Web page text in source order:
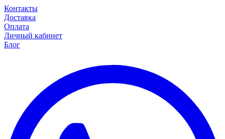
Контакты
Доставка
Оплата
Личный кабинет
Блог